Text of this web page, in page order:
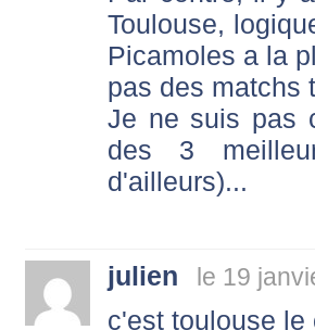
Toulouse,
Picamoles a la
pas des matchs
Je ne suis pas
des 3
d'ailleurs)...
julien le 19
c'est toulouse